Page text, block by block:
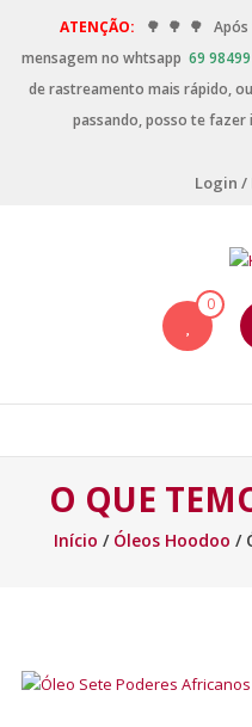
ATENÇÃO: 🌳 🌳 🌳 Após
mensagem no whtsapp 69
de rastreamento mais rápido,
passando, posso te fazer
Login /
0
O QUE
Início / Óleos Hoodoo /